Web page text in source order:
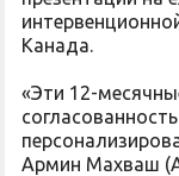
Канада.
«Эти 12-
Армин Махваш